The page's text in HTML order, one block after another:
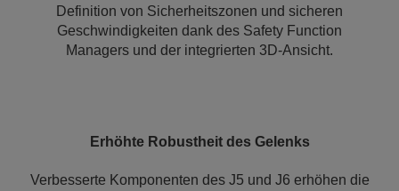
Definition von Sicherheitszonen und sicheren
Geschwindigkeiten dank des Safety Function
Managers und der integrierten 3D-Ansicht.
Erhöhte Robustheit des Gelenks
Verbesserte Komponenten des J5 und J6 erhöhen die